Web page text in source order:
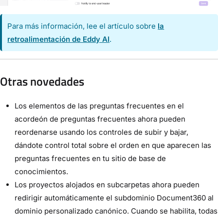
Para más información, lee el artículo sobre la
retroalimentación de Eddy AI.
Otras novedades
Los elementos de las preguntas frecuentes en el
acordeón de preguntas frecuentes ahora pueden
reordenarse usando los controles de subir y bajar,
dándote control total sobre el orden en que aparecen las
preguntas frecuentes en tu sitio de base de
conocimientos.
Los proyectos alojados en subcarpetas ahora pueden
redirigir automáticamente el subdominio Document360 al
dominio personalizado canónico. Cuando se habilita, todas